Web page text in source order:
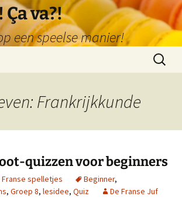
va?!
een speelse manier!
Zoeken
naar:
Frankrijkkunde
quizzen voor beginners
Franse spelletjes Beginner,
, Groep 8, lesidee, Quiz De Franse Juf